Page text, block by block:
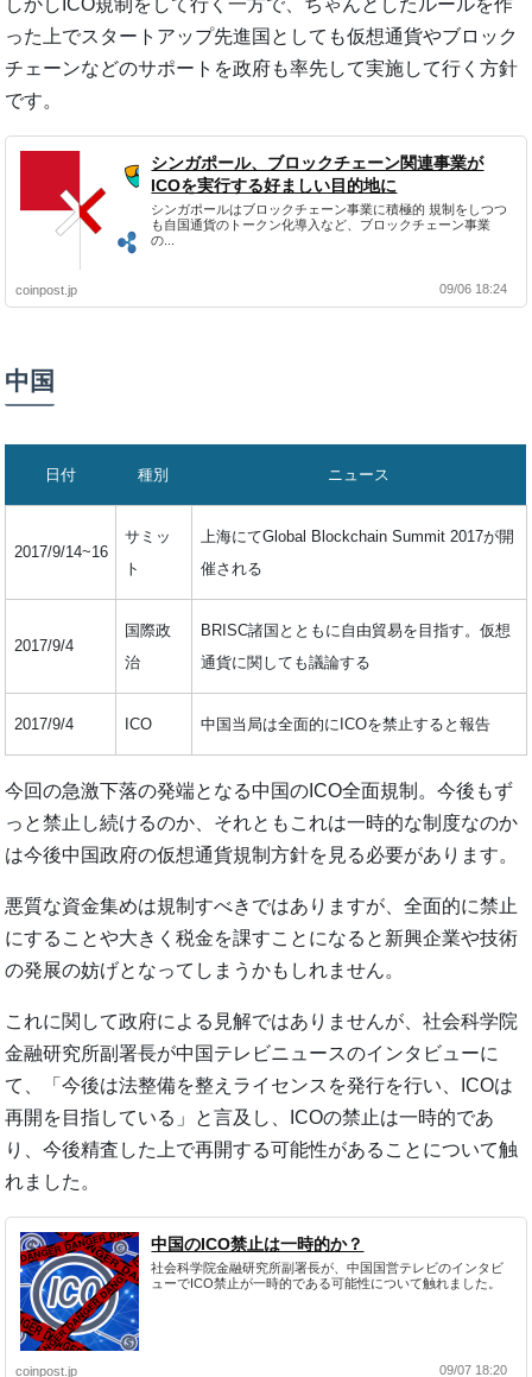
しかしICO規制をして行く一方で、ちゃんとしたルールを作
った上でスタートアップ先進国としても仮想通貨やブロック
チェーンなどのサポートを政府も率先して実施して行く方針
です。
シンガポール、ブロックチェーン関連事業が
ICOを実行する好ましい目的地に
シンガポールはブロックチェーン事業に積極的 規制をしつつ
も自国通貨のトークン化導入など、ブロックチェーン事業
の...
coinpost.jp 09/06 18:24
中国
日付 種別 ニュース
2017/9/14~16
サミッ
ト
上海にてGlobal Blockchain Summit 2017が開
催される
2017/9/4
国際政
治
BRISC諸国とともに自由貿易を目指す。仮想
通貨に関しても議論する
2017/9/4 ICO 中国当局は全面的にICOを禁止すると報告
今回の急激下落の発端となる中国のICO全面規制。今後もず
っと禁止し続けるのか、それともこれは一時的な制度なのか
は今後中国政府の仮想通貨規制方針を見る必要があります。
悪質な資金集めは規制すべきではありますが、全面的に禁止
にすることや大きく税金を課すことになると新興企業や技術
の発展の妨げとなってしまうかもしれません。
これに関して政府による見解ではありませんが、社会科学院
金融研究所副署長が中国テレビニュースのインタビューに
て、「今後は法整備を整えライセンスを発行を行い、ICOは
再開を目指している」と言及し、ICOの禁止は一時的であ
り、今後精査した上で再開する可能性があることについて触
れました。
中国のICO禁止は一時的か？
社会科学院金融研究所副署長が、中国国営テレビのインタビ
ューでICO禁止が一時的である可能性について触れました。
coinpost.jp 09/07 18:20